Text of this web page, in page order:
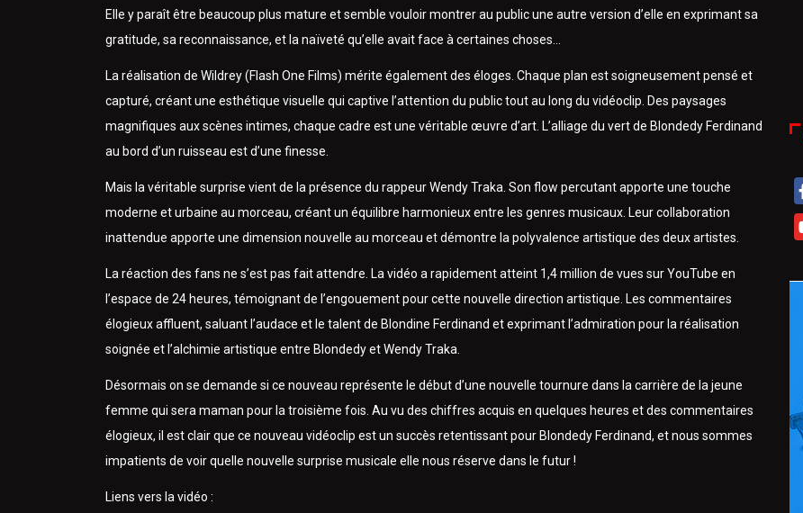
Elle y paraît être beaucoup plus mature et semble vouloir montrer au public une autre version d’elle en exprimant sa
gratitude, sa reconnaissance, et la naïveté qu’elle avait face à certaines choses…
La réalisation de Wildrey (Flash One Films) mérite également des éloges. Chaque plan est soigneusement pensé et
capturé, créant une esthétique visuelle qui captive l’attention du public tout au long du vidéoclip. Des paysages
magnifiques aux scènes intimes, chaque cadre est une véritable œuvre d’art. L’alliage du vert de Blondedy Ferdinand
au bord d’un ruisseau est d’une finesse.
Mais la véritable surprise vient de la présence du rappeur Wendy Traka. Son flow percutant apporte une touche
moderne et urbaine au morceau, créant un équilibre harmonieux entre les genres musicaux. Leur collaboration
inattendue apporte une dimension nouvelle au morceau et démontre la polyvalence artistique des deux artistes.
La réaction des fans ne s’est pas fait attendre. La vidéo a rapidement atteint 1,4 million de vues sur YouTube en
l’espace de 24 heures, témoignant de l’engouement pour cette nouvelle direction artistique. Les commentaires
élogieux affluent, saluant l’audace et le talent de Blondine Ferdinand et exprimant l’admiration pour la réalisation
soignée et l’alchimie artistique entre Blondedy et Wendy Traka.
Désormais on se demande si ce nouveau représente le début d’une nouvelle tournure dans la carrière de la jeune
femme qui sera maman pour la troisième fois. Au vu des chiffres acquis en quelques heures et des commentaires
élogieux, il est clair que ce nouveau vidéoclip est un succès retentissant pour Blondedy Ferdinand, et nous sommes
impatients de voir quelle nouvelle surprise musicale elle nous réserve dans le futur !
Liens vers la vidéo :